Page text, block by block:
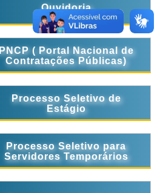
Ouvidoria
PNCP ( Portal Nacional de
Contratações Públicas)
Processo Seletivo de
Estágio
Processo Seletivo para
Servidores Temporários